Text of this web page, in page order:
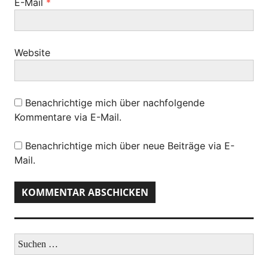
Website
Benachrichtige mich über nachfolgende
Kommentare via E-Mail.
Benachrichtige mich über neue Beiträge via E-
Mail.
u